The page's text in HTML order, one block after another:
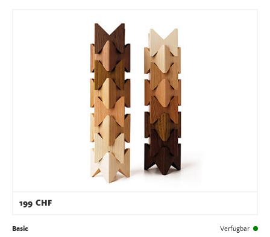
199 CHF
Basic Verfügbar